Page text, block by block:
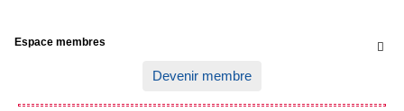

Espace membres
Devenir membre